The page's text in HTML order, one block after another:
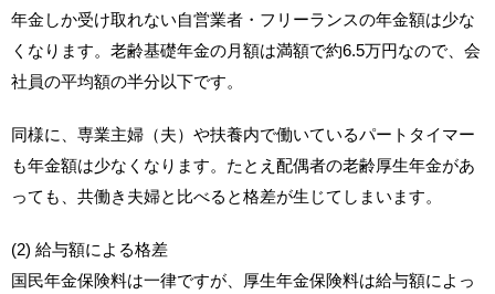
年金しか受け取れない自営業者・フリーランスの年金額は少な
くなります。老齢基礎年金の月額は満額で約6.5万円なので、会
社員の平均額の半分以下です。
同様に、専業主婦（夫）や扶養内で働いているパートタイマー
も年金額は少なくなります。たとえ配偶者の老齢厚生年金があ
っても、共働き夫婦と比べると格差が生じてしまいます。
(2) 給与額による格差
国民年金保険料は一律ですが、厚生年金保険料は給与額によっ